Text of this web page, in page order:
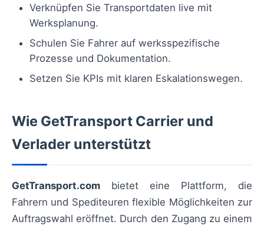
Verknüpfen Sie Transportdaten live mit
Werksplanung.
Schulen Sie Fahrer auf werksspezifische
Prozesse und Dokumentation.
Setzen Sie KPIs mit klaren Eskalationswegen.
Wie GetTransport Carrier und
Verlader unterstützt
GetTransport.com bietet eine Plattform, die
Fahrern und Spediteuren flexible Möglichkeiten zur
Auftragswahl eröffnet. Durch den Zugang zu einem